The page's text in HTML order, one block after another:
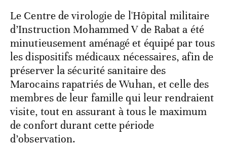
Le Centre de virologie de l'Hôpital militaire
d’Instruction Mohammed V de Rabat a été
minutieusement aménagé et équipé par tous
les dispositifs médicaux nécessaires, afin de
préserver la sécurité sanitaire des
Marocains rapatriés de Wuhan, et celle des
membres de leur famille qui leur rendraient
visite, tout en assurant à tous le maximum
de confort durant cette période
d’observation.